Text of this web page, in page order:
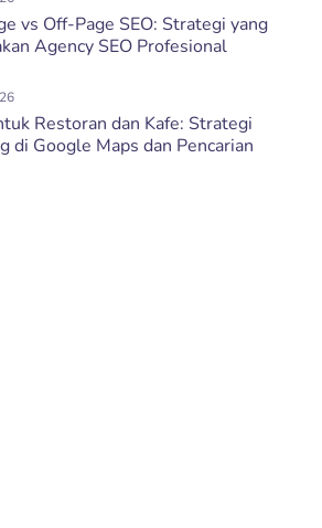
vs Off-Page SEO: Strategi yang
Agency SEO Profesional
Restoran dan Kafe: Strategi
di Google Maps dan Pencarian